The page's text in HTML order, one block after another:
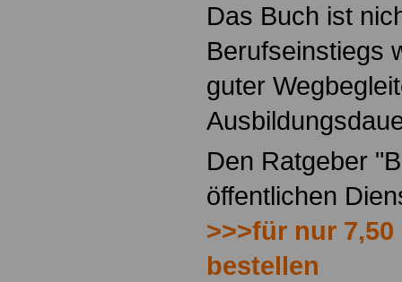
Das Buch ist
Berufseinstiegs
guter
Den Ratgeber
öffentlichen
>>>für nur
bestellen